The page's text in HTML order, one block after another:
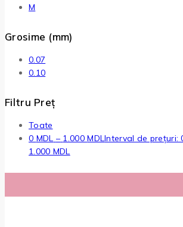
M
Grosime (mm)
0.07
0.10
Filtru Preț
Toate
0 MDL – 1.000MDLInterval de prețuri:
1.000 MDL